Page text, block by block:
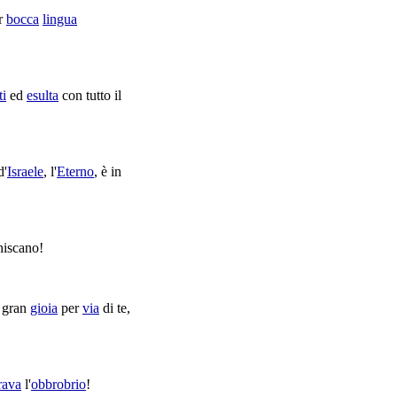
bocca lingua
ed esulta con tutto il
Israele, l'Eterno, è in
!
gioia pervia di te,
l'obbrobrio!